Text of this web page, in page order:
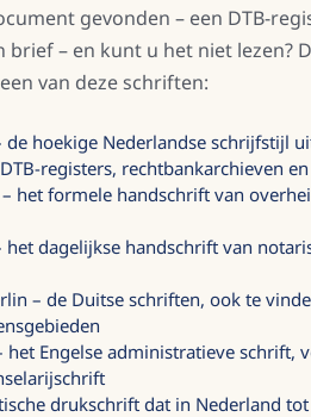
gevonden – een DTB-
brief – en kunt u het niet lezen?
van deze schriften:
de hoekige Nederlandse schrijfstijl
registers, rechtbankarchieven
het formele handschrift van
het dagelijkse handschrift van
– de Duitse schriften, ook te
het Engelse administratieve schrift,
drukschrift dat in Nederland